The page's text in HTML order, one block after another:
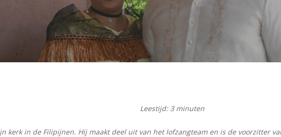
Leestijd: 3 minuten
kerk in de Filipijnen. Hij maakt deel uit van het lofzangteam en is de voorzitter